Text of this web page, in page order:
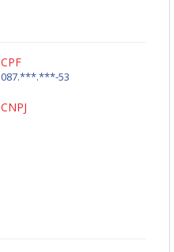
CPF
087.***.***-53
CNPJ